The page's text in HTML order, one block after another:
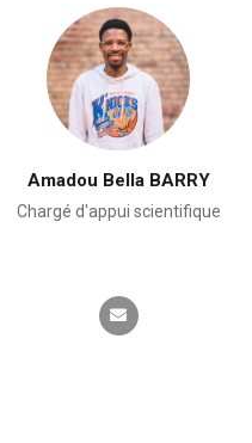
Amadou Bella BARRY
Chargé d'appui scientifique